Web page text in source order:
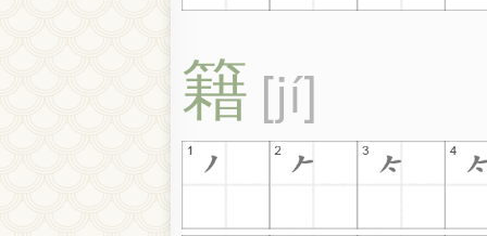
籍 jí